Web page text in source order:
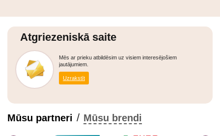
Mūsu partneri / Mūsu brendi
Atgriezeniskā saite
Mēs ar prieku atbildēsim uz visiem interesējošiem
jautājumiem.
Uzrakstīt